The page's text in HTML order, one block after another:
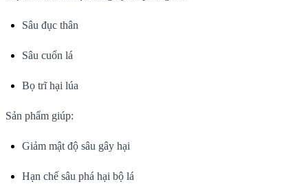
Sâu đục thân
Sâu cuốn lá
Bọ trĩ hại lúa
Sản phẩm giúp:
Giảm mật độ sâu gây hại
Hạn chế sâu phá hại bộ lá